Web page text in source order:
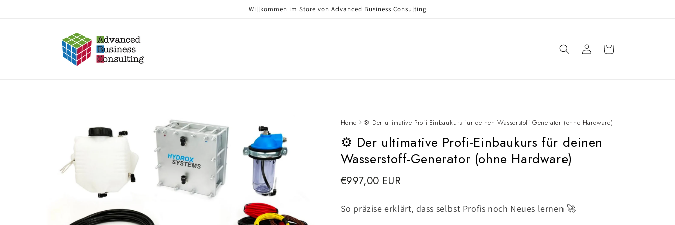
Willkommen im Store von Advanced Business Consulting
EinloggenWarenkorb
Home ⚙️ Der ultimative Profi-Einbaukurs für deinen Wasserstoff-Generator (ohne Hardware)
⚙️ Der ultimative Profi-Einbaukurs für deinen
Wasserstoff-Generator (ohne Hardware)
€997,00 EUR
So präzise erklärt, dass selbst Profis noch Neues lernen 🚀